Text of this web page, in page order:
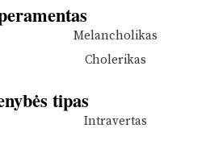
Melancholikas
Cholerikas
tipas
Intravertas